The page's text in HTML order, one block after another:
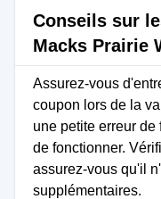
Conseils sur
Macks Prairie
Assurez-vous
coupon lors de la
une petite erreur
de fonctionner.
assurez-vous qu'il
supplémentaires.